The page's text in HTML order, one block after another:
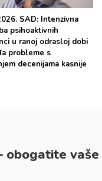
SAD: Intenzivna
psihoaktivnih
u ranoj odrasloj dobi
probleme s
decenijama kasnije
obogatite vaše